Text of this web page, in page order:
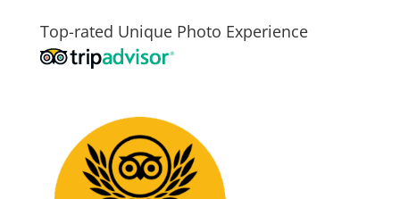
Top-rated Unique Photo Experience